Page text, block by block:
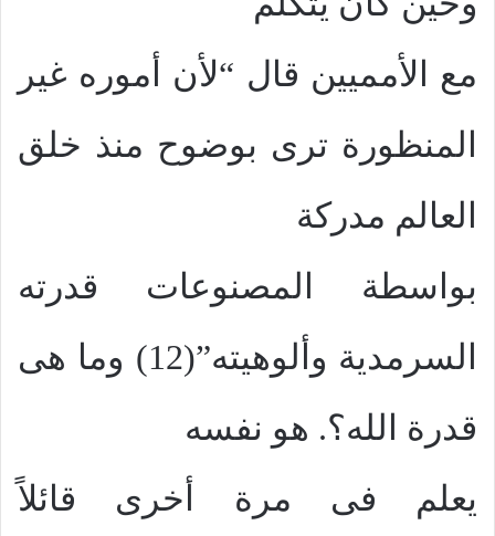
مع الأمميين قال “لأن أموره غير
المنظورة ترى بوضوح منذ خلق
العالم مدركة
بواسطة المصنوعات قدرته
السرمدية وألوهيته”(12) وما هى
قدرة الله؟. هو نفسه
يعلم فى مرة أخرى قائلاً